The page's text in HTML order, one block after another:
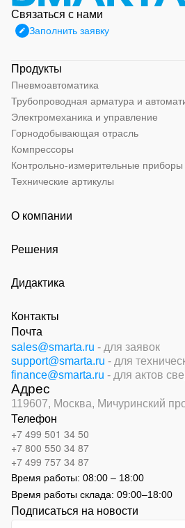
Связаться с нами
Заполнить заявку
Продукты
Пневмоавтоматика
Трубопроводная арматура и
Электромеханика и управление
Горнодобывающая отрасль
Компрессоры
Контрольно-измерительные приборы
Технические артикулы
О компании
Решения
Дидактика
Контакты
Почта
sales@smarta.ru - для заявок
support@smarta.ru - для
finance@smarta.ru - для актов
Адрес
119607, Москва, Мичуринский
Телефон
+7 499 501 34 50
+7 800 550 34 87
+7 499 757 34 87
Время работы: 08:00 – 18:00
Время работы склада: 09:00–18:00
Подписаться на новости